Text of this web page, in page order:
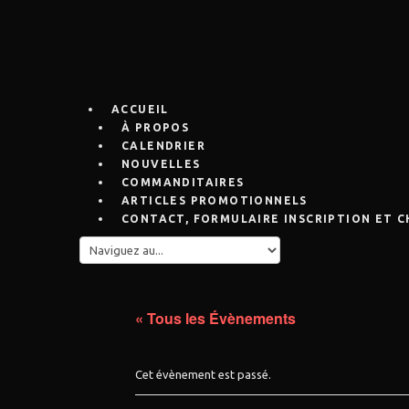
ACCUEIL
À PROPOS
CALENDRIER
NOUVELLES
COMMANDITAIRES
ARTICLES PROMOTIONNELS
CONTACT, FORMULAIRE INSCRIPTION ET
« Tous les Évènements
Cet évènement est passé.